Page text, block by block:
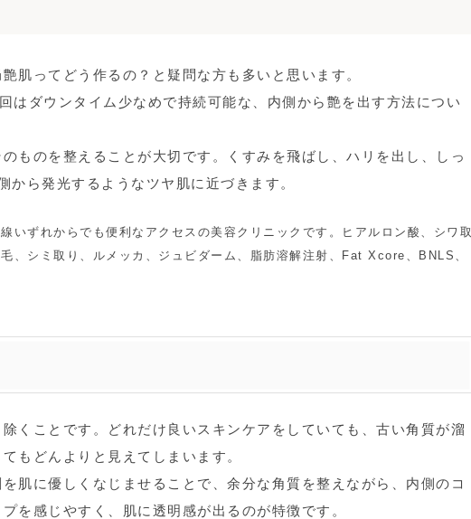
肌ってどう作るの？と疑問な方も多いと思います。
はダウンタイム少なめで持続可能な、内側から艶を出す方法につい
ものを整えることが大切です。くすみを飛ばし、ハリを出し、しっ
ら発光するようなツヤ肌に近づきます。
いずれからでも便利なアクセスの美容クリニックです。ヒアルロン酸、シワ取
、シミ取り、ルメッカ、ジュビダーム、脂肪溶解注射、Fat Xcore、BNLS、
くことです。どれだけ良いスキンケアをしていても、古い角質が溜
もどんよりと見えてしまいます。
肌に優しくなじませることで、余分な角質を整えながら、内側のコ
を感じやすく、肌に透明感が出るのが特徴です。